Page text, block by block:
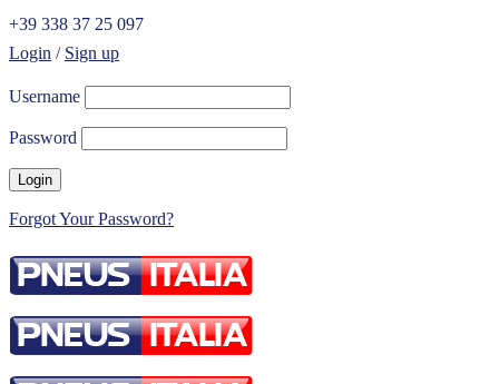
+39 338 37 25 097
Login / Sign up
Username
Password
Forgot Your Password?